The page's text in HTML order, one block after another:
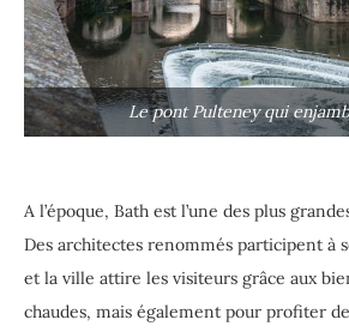
Le pont Pulteney qui
A l’époque, Bath est l’une des plus
Des architectes renommés participent à
et la ville attire les visiteurs grâce aux
chaudes, mais également pour profiter